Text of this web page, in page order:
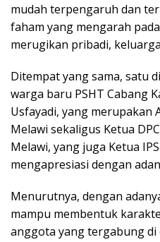
mudah terpengaruh dan
faham yang mengarah
merugikan pribadi,
Ditempat yang sama, satu
warga baru PSHT Cabang
Usfayadi, yang merupakan
Melawi sekaligus Ketua
Melawi, yang juga Ketua
mengapresiasi dengan
Menurutnya, dengan
mampu membentuk
anggota yang tergabung di